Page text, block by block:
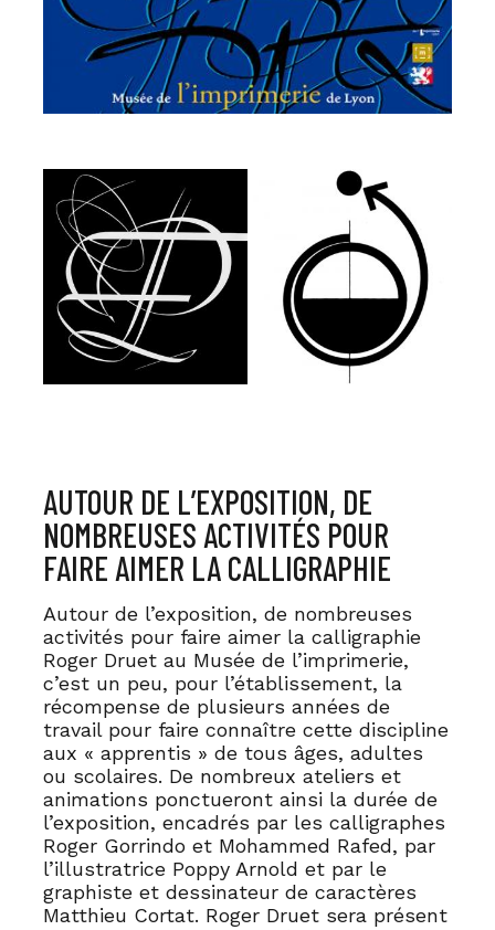
AUTOUR DE L’EXPOSITION, DE
NOMBREUSES ACTIVITÉS POUR
FAIRE AIMER LA CALLIGRAPHIE
Autour de l’exposition, de nombreuses
activités pour faire aimer la calligraphie
Roger Druet au Musée de l’imprimerie,
c’est un peu, pour l’établissement, la
récompense de plusieurs années de
travail pour faire connaître cette discipline
aux « apprentis » de tous âges, adultes
ou scolaires. De nombreux ateliers et
animations ponctueront ainsi la durée de
l’exposition, encadrés par les calligraphes
Roger Gorrindo et Mohammed Rafed, par
l’illustratrice Poppy Arnold et par le
graphiste et dessinateur de caractères
Matthieu Cortat. Roger Druet sera présent